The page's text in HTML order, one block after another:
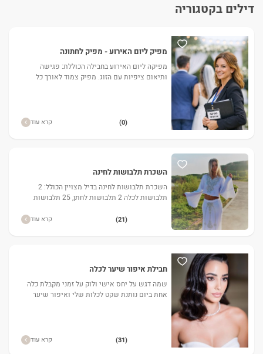
דילים בקטגוריה
מפיק ליום האירוע - מפיק לחתונה
מפיקה ליום האירוע בחבילה הכוללת: פגישה
ותיאום ציפיות עם הזוג. מפיק צמוד לאורך כל
(0) קרא עוד
השכרת תלבושות לחינה
השכרת תלבושות לחינה בדיל מצויין הכולל: 2
תלבושות לכלה 2 תלבושות לחתן, 25 תלבושות
(21) קרא עוד
חבילת איפור שיער לכלה
שמה דגש על יחס אישי ולוק על זמני מקבלת כלה
אחת ביום נותנת שקט לכלות שלי ואיפור שיער
(31) קרא עוד